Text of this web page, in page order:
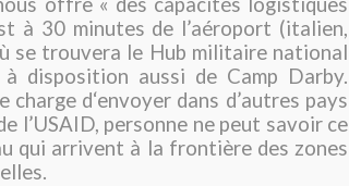
à 30 minutes de l’aéroport (italien,
se trouvera le Hub militaire national
disposition aussi de Camp Darby.
charge d‘envoyer dans d’autres pays
l’USAID, personne ne peut savoir ce
qui arrivent à la frontière des zones